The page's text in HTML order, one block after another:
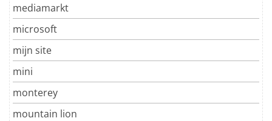
mediamarkt
microsoft
mijn site
mini
monterey
mountain lion